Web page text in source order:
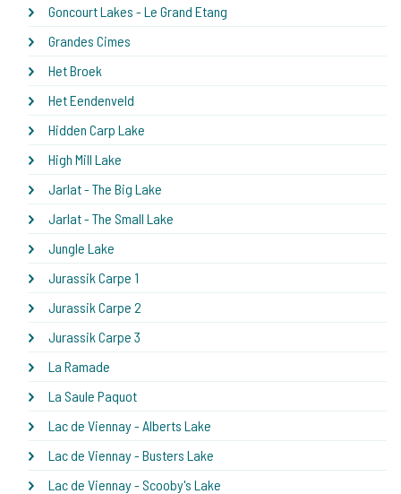
Goncourt Lakes - Le Grand Etang
Grandes Cimes
Het Broek
Het Eendenveld
Hidden Carp Lake
High Mill Lake
Jarlat - The Big Lake
Jarlat - The Small Lake
Jungle Lake
Jurassik Carpe 1
Jurassik Carpe 2
Jurassik Carpe 3
La Ramade
La Saule Paquot
Lac de Viennay - Alberts Lake
Lac de Viennay - Busters Lake
Lac de Viennay - Scooby's Lake